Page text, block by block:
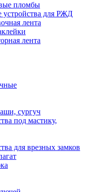
пломбы
для РЖД
лента
лента
сургуч
под мастику,
для врезных замков